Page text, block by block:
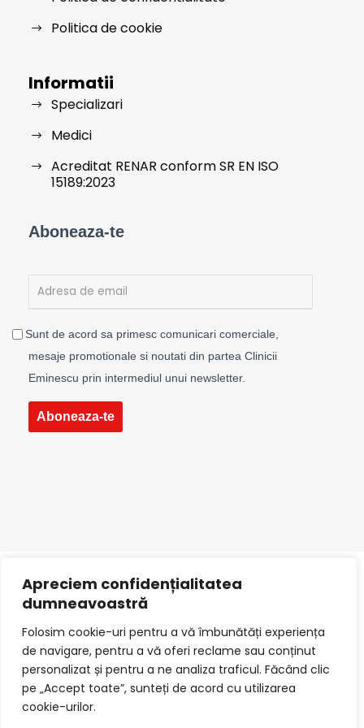
Apreciem confidențialitatea
dumneavoastră
Folosim cookie-uri pentru a vă îmbunătăți experiența
de navigare, pentru a vă oferi reclame sau conținut
personalizat și pentru a ne analiza traficul. Făcând clic
pe „Accept toate”, sunteți de acord cu utilizarea
cookie-urilor.
Politica de cookie
Informatii
Specializari
Medici
Acreditat RENAR conform SR EN ISO
15189:2023
Aboneaza-te
Sunt de acord sa primesc comunicari comerciale,
mesaje promotionale si noutati din partea Clinicii
Eminescu prin intermediul unui newsletter.
Aboneaza-te
©2024 clinica eminescu.